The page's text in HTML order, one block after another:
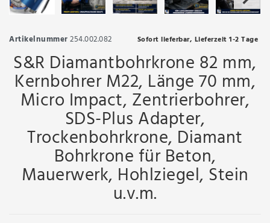
Artikelnummer254.002.082 Sofort lieferbar, Lieferzeit 1-2 Tage
S&R Diamantbohrkrone 82 mm,
Kernbohrer M22, Länge 70 mm,
Micro Impact, Zentrierbohrer,
SDS-Plus Adapter,
Trockenbohrkrone, Diamant
Bohrkrone für Beton,
Mauerwerk, Hohlziegel, Stein
u.v.m.